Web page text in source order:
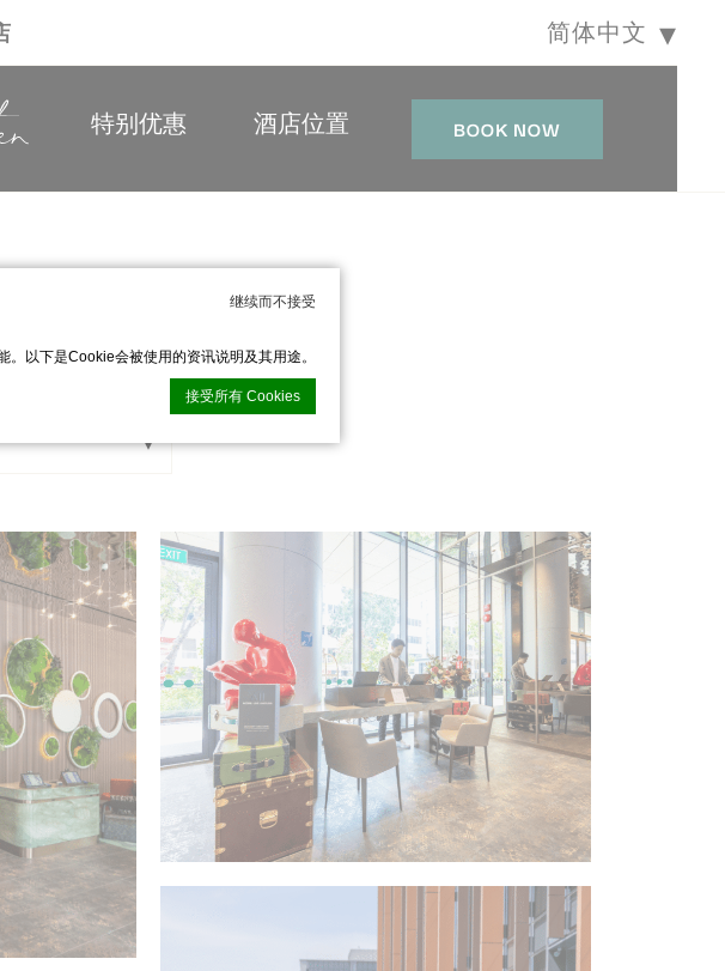
继续而不接受
以下是Cookie会被使用的资讯说明及其用途。
接受所有 Cookies
擇您要允許的類別
。
目的
间
consent on Cookies and
consent on Cookies and
简体中文
特别优惠 酒店位置 BOOK NOW
的独特魅力与优雅风情。
酒店